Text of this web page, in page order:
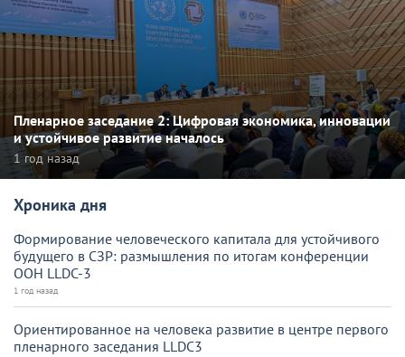
Пленарное заседание 2: Цифровая экономика, инновации
и устойчивое развитие началось
1 год назад
Хроника дня
Формирование человеческого капитала для устойчивого
будущего в СЗР: размышления по итогам конференции
ООН LLDC-3
1 год назад
Ориентированное на человека развитие в центре первого
пленарного заседания LLDC3